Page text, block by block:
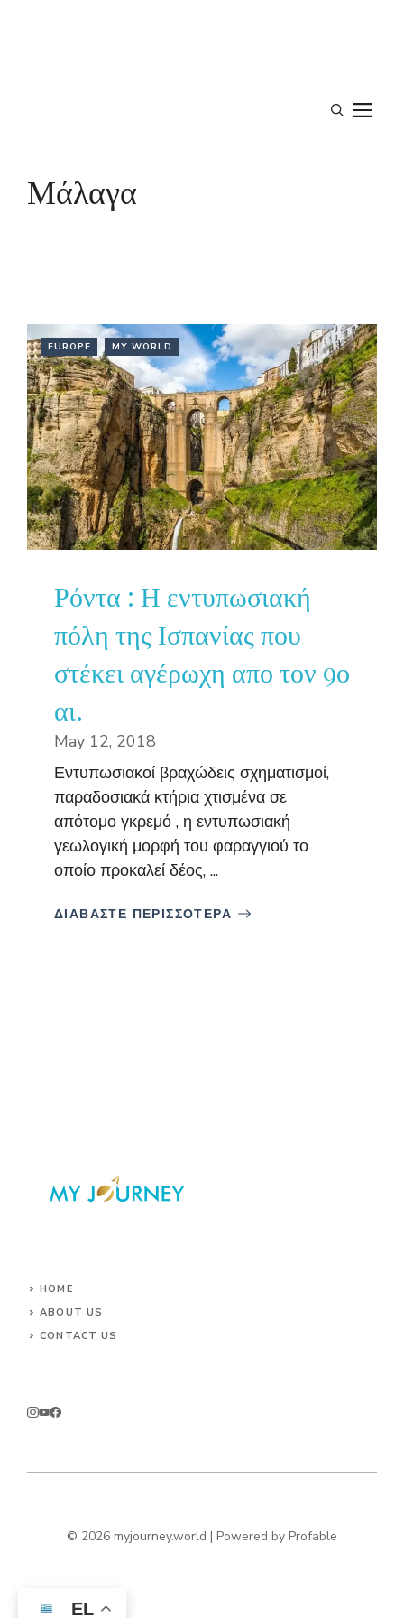
Μάλαγα
EUROPE MY WORLD
Ρόντα : Η εντυπωσιακή
πόλη της Ισπανίας που
στέκει αγέρωχη απο τον 9ο
αι.
May 12, 2018
Εντυπωσιακοί βραχώδεις σχηματισμοί,
παραδοσιακά κτήρια χτισμένα σε
απότομο γκρεμό , η εντυπωσιακή
γεωλογική μορφή του φαραγγιού το
οποίο προκαλεί δέος, ...
ΔΙΑΒΑΣΤΕ ΠΕΡΙΣΣΟΤΕΡΑ
HOME
ABOUT US
CONTACT US
© 2026 myjourney.world | Powered by Profable
EL